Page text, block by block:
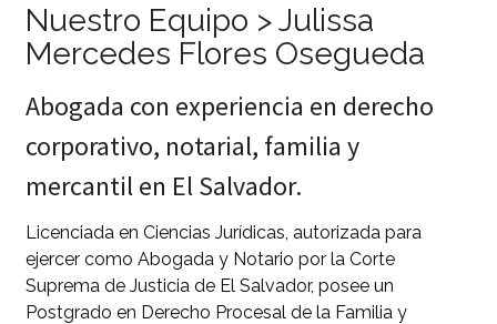
Nuestro Equipo > Julissa
Mercedes Flores Osegueda
Abogada con experiencia en derecho
corporativo, notarial, familia y
mercantil en El Salvador.
Licenciada en Ciencias Jurídicas, autorizada para
ejercer como Abogada y Notario por la Corte
Suprema de Justicia de El Salvador, posee un
Postgrado en Derecho Procesal de la Familia y